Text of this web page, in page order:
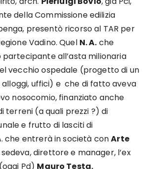
della Commissione edilizia
presentò ricorso al TAR per
Vadino. Quel N. A. che
all’asta milionaria
vecchio ospedale (progetto di un
uffici) e che di fatto aveva
nosocomio, finanziato anche
terreni (a quali prezzi ?) di
e frutto di lasciti di
che entrerà in società conArte
direttore e manager, l’ex
Pd) Mauro Testa.